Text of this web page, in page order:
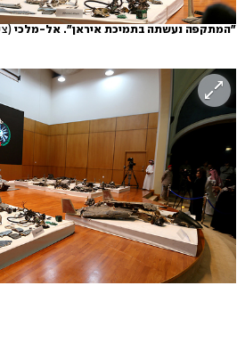
"המתקפה נעשתה בתמיכת איראן". אל-מלכי